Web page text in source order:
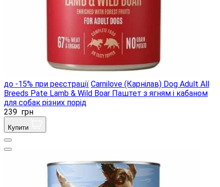
до -15% при реєстрації Carnilove (Карнілав) Dog Adult All
Breeds Pate Lamb & Wild Boar Паштет з ягням і кабаном
для собак різних порід
239 грн
Купити